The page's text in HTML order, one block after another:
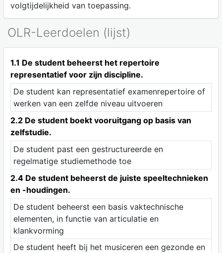
volgtijdelijkheid van toepassing.
OLR-Leerdoelen (lijst)
1.1 De student beheerst het repertoire
representatief voor zijn discipline.
De student kan representatief examenrepertoire of
werken van een zelfde niveau uitvoeren
2.2 De student boekt vooruitgang op basis van
zelfstudie.
De student past een gestructureerde en
regelmatige studiemethode toe
2.4 De student beheerst de juiste speeltechnieken
en -houdingen.
De student beheerst een basis vaktechnische
elementen, in functie van articulatie en
klankvorming
De student heeft bij het musiceren een gezonde en